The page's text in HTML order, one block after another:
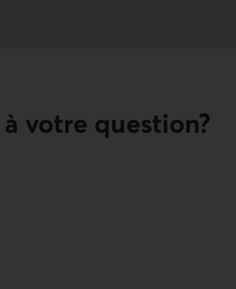
votre question?